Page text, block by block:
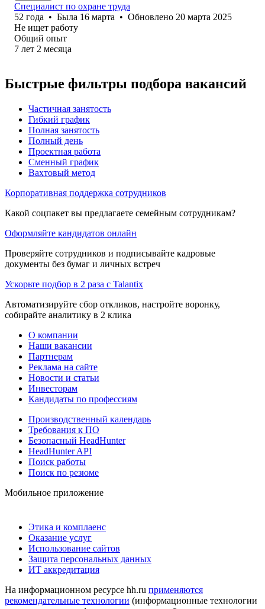
Специалист по охране труда
52 года • Была 16 марта • Обновлено 20 марта 2025
Не ищет работу
Общий опыт
7 лет 2 месяца
Быстрые фильтры подбора вакансий
Частичная занятость
Гибкий график
Полная занятость
Полный день
Проектная работа
Сменный график
Вахтовый метод
Корпоративная поддержка сотрудников
Какой соцпакет вы предлагаете семейным сотрудникам?
Оформляйте кандидатов онлайн
Проверяйте сотрудников и подписывайте кадровые
документы без бумаг и личных встреч
Ускорьте подбор в 2 раза с Talantix
Автоматизируйте сбор откликов, настройте воронку,
собирайте аналитику в 2 клика
О компании
Наши вакансии
Партнерам
Реклама на сайте
Новости и статьи
Инвесторам
Кандидаты по профессиям
Производственный календарь
Требования к ПО
Безопасный HeadHunter
HeadHunter API
Поиск работы
Поиск по резюме
Мобильное приложение
Этика и комплаенс
Оказание услуг
Использование сайтов
Защита персональных данных
ИТ аккредитация
На информационном ресурсе hh.ru применяются
рекомендательные технологии (информационные технологии